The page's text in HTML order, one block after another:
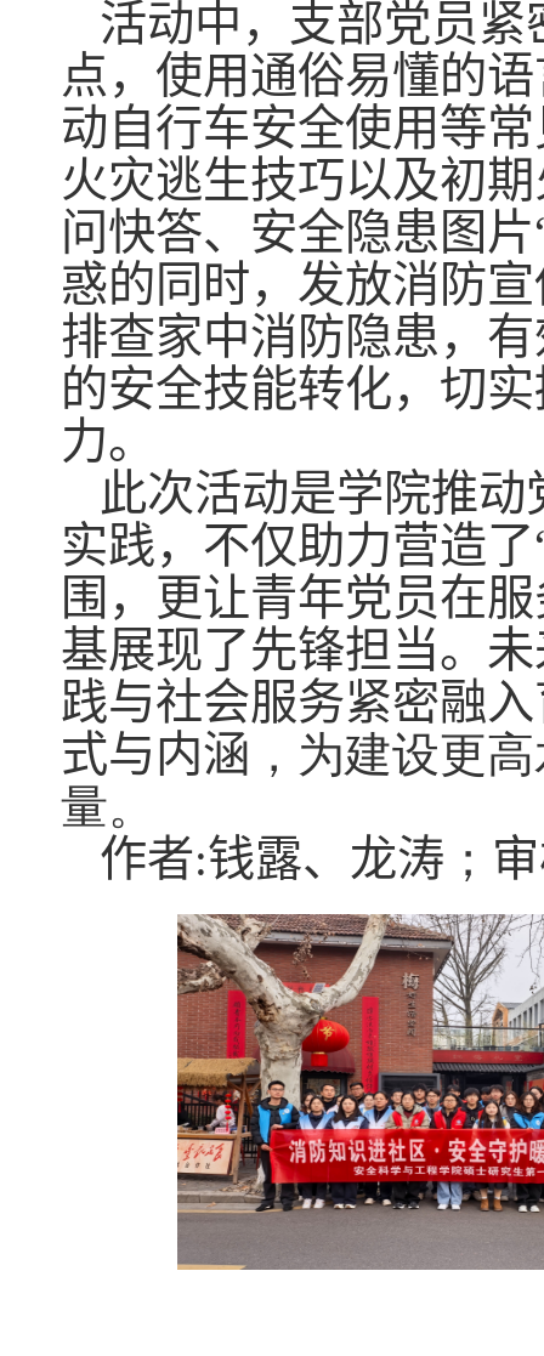
活动中，支部党员
点，使用通俗易懂的
动自行车安全使用等
火灾逃生技巧以及初
问快答、安全隐患图
惑的同时，发放消防
排查家中消防隐患，
的安全技能转化，切
力。
此次活动是学院推
实践，不仅助力营造
围，更让青年党员在
基展现了先锋担当。
践与社会服务紧密融
式与内涵 ，为建设更
量。
作者:钱露、龙涛 ；